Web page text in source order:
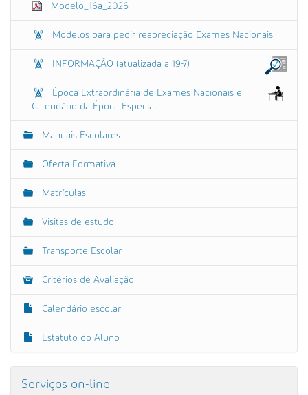
Modelo_16a_2026
Modelos para pedir reapreciação Exames Nacionais
INFORMAÇÃO (atualizada a 19-7)
Época Extraordinária de Exames Nacionais e
Calendário da Época Especial
Manuais Escolares
Oferta Formativa
Matrículas
Visitas de estudo
Transporte Escolar
Critérios de Avaliação
Calendário escolar
Estatuto do Aluno
Serviços on-line